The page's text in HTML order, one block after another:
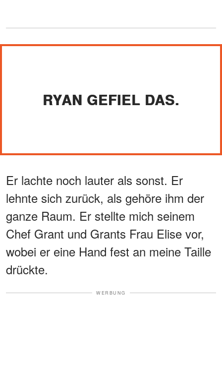
RYAN GEFIEL DAS.
Er lachte noch lauter als sonst. Er
lehnte sich zurück, als gehöre ihm der
ganze Raum. Er stellte mich seinem
Chef Grant und Grants Frau Elise vor,
wobei er eine Hand fest an meine Taille
drückte.
WERBUNG